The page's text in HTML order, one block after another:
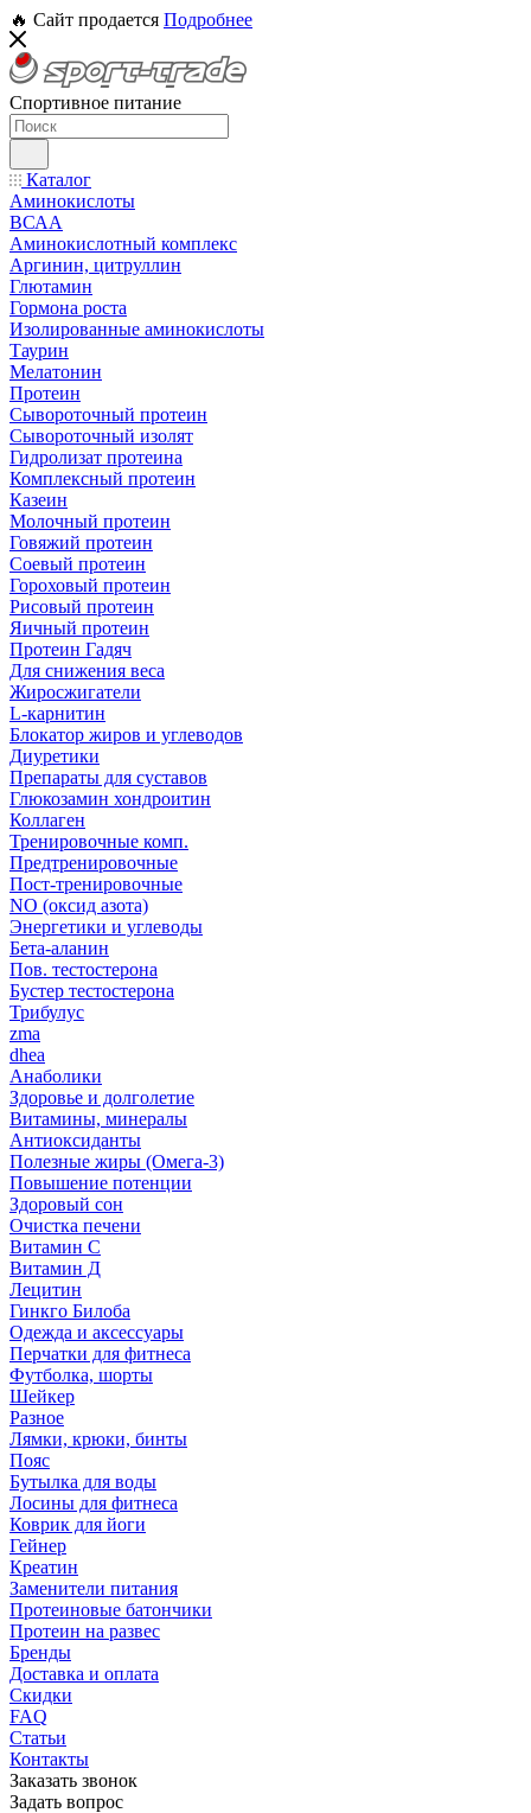
🔥 Сайт продается Подробнее
Спортивное питание
Каталог
Аминокислоты
ВСАА
Аминокислотный комплекс
Аргинин, цитруллин
Глютамин
Гормона роста
Изолированные аминокислоты
Таурин
Мелатонин
Протеин
Сывороточный протеин
Сывороточный изолят
Гидролизат протеина
Комплексный протеин
Казеин
Молочный протеин
Говяжий протеин
Соевый протеин
Гороховый протеин
Рисовый протеин
Яичный протеин
Протеин Гадяч
Для снижения веса
Жиросжигатели
L-карнитин
Блокатор жиров и углеводов
Диуретики
Препараты для суставов
Глюкозамин хондроитин
Коллаген
Тренировочные комп.
Предтренировочные
Пост-тренировочные
NO (оксид азота)
Энергетики и углеводы
Бета-аланин
Пов. тестостерона
Бустер тестостерона
Трибулус
zma
dhea
Анаболики
Здоровье и долголетие
Витамины, минералы
Антиоксиданты
Полезные жиры (Омега-3)
Повышение потенции
Здоровый сон
Очистка печени
Витамин С
Витамин Д
Лецитин
Гинкго Билоба
Одежда и аксессуары
Перчатки для фитнеса
Футболка, шорты
Шейкер
Разное
Лямки, крюки, бинты
Пояс
Бутылка для воды
Лосины для фитнеса
Коврик для йоги
Гейнер
Креатин
Заменители питания
Протеиновые батончики
Протеин на развес
Бренды
Доставка и оплата
Скидки
FAQ
Статьи
Контакты
Заказать звонок
Задать вопрос